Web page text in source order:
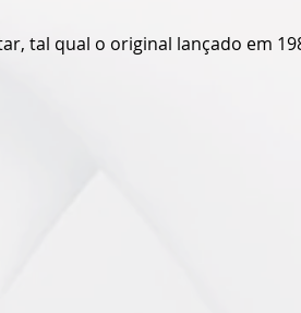
tal qual o original lançado em